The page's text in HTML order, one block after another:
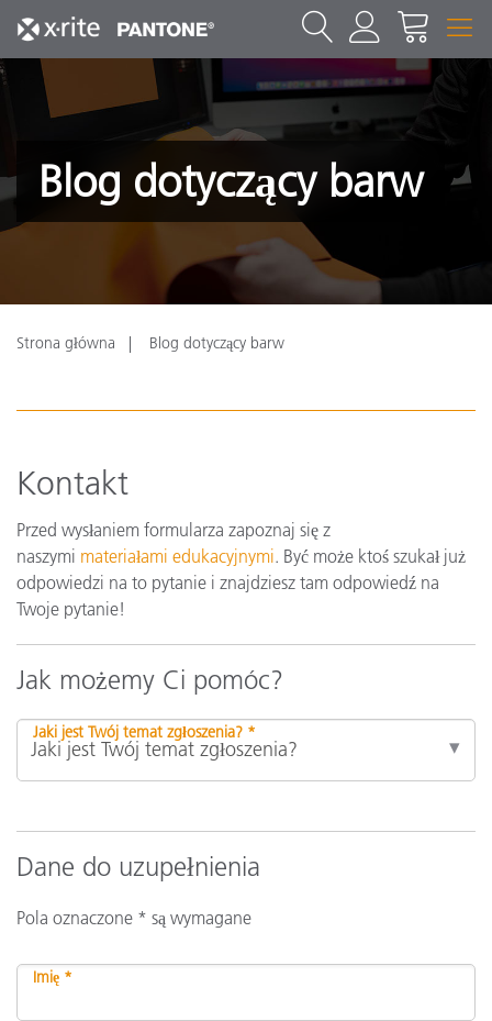
Blog dotyczący barw
Strona główna Blog dotyczący barw
Kontakt
Przed wysłaniem formularza zapoznaj się z
naszymi materiałami edukacyjnymi. Być może ktoś szukał już
odpowiedzi na to pytanie i znajdziesz tam odpowiedź na
Twoje pytanie!
Jak możemy Ci pomóc?
Jaki jest Twój temat zgłoszenia? *
Dane do uzupełnienia
Pola oznaczone * są wymagane
Imię *